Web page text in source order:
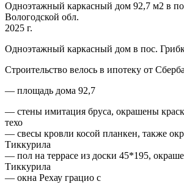
Одноэтажный каркасный дом 92,7 м2 в
Вологодской обл.
2025 г.
Одноэтажный каркасный дом в пос.
Строительство велось в ипотеку от
— площадь дома 92,7
— стены имитация бруса, окрашены
техо
— свесы кровли косой планкен, также
Тиккурила
— пол на террасе из доски 45*195,
Тиккурила
— окна Рехау грацио с